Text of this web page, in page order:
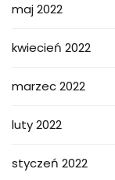
maj 2022
kwiecień 2022
marzec 2022
luty 2022
styczeń 2022